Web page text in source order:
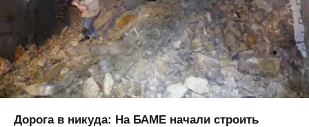
Дорога в никуда: На БАМЕ начали строить